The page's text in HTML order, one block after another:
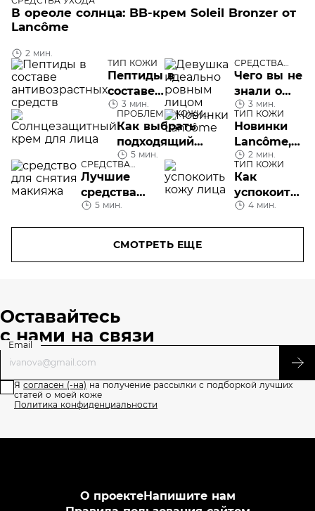
В ореоле солнца: BB-крем Soleil Bronzer от
Lancôme
2 мин.
ТИП КОЖИ
Пептиды в
составе
антивозрастных
средств
3 мин.
СРЕДСТВА
УХОДА
Чего вы не
знали о
ВВ-кремах
3 мин.
ПРОБЛЕМЫ КОЖИ
ЛИЦА
Как выбрать
подходящий
солнцезащитный
крем для лица
5 мин.
ТИП КОЖИ
Новинки
Lancôme,
которых
все ждут
2 мин.
СРЕДСТВА
УХОДА
Лучшие
средства
для снятия
5 мин.
ТИП КОЖИ
Как
успокоить
кожу лица
4 мин.
СМОТРЕТЬ ЕЩЕ
Оставайтесь
с нами на связи
Email
Я согласен (-на) на получение рассылки с подборкой лучших
статей о моей коже
Политика конфиденциальности
О проектеНапишите нам